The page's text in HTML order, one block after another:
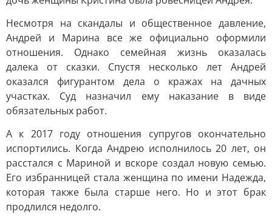
Несмотря на скандалы и общественное давление,
Андрей и Марина все же официально оформили
отношения. Однако семейная жизнь оказалась
далека от сказки. Спустя несколько лет Андрей
оказался фигурантом дела о кражах на дачных
участках. Суд назначил ему наказание в виде
обязательных работ.
А к 2017 году отношения супругов окончательно
испортились. Когда Андрею исполнилось 20 лет, он
расстался с Мариной и вскоре создал новую семью.
Его избранницей стала женщина по имени Надежда,
которая также была старше него. Но и этот брак
продлился недолго.